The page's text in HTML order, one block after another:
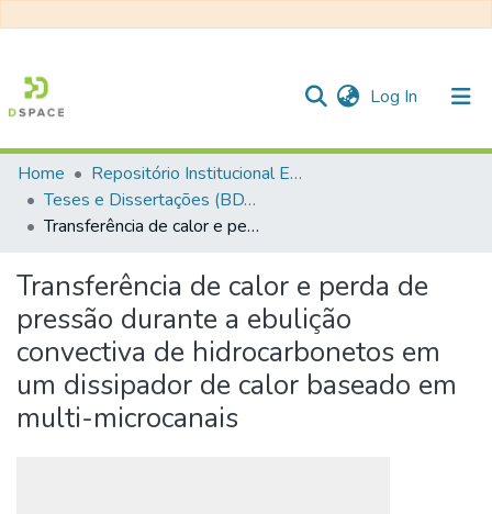
Log In (current)
Communities & Collections
All of DSpace
Statistics
Home
Repositório Institucional EESC
Teses e Dissertações (BDTD USP)
Transferência de calor e perda de pressão durante a ebulição convectiva de hidrocarbonetos em um dissipador de calor baseado em multi-microcanais
Transferência de calor e perda de
pressão durante a ebulição
convectiva de hidrocarbonetos em
um dissipador de calor baseado em
multi-microcanais